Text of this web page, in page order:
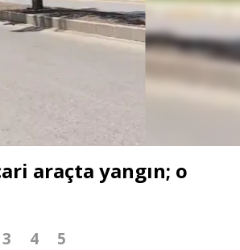
araçta yangın; o
3 4 5